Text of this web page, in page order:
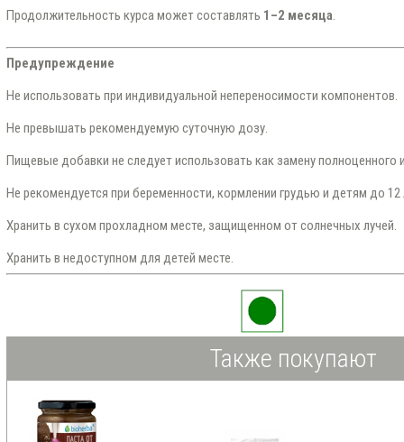
Продолжительность курса может составлять 1–2 месяца.
Предупреждение
Не использовать при индивидуальной непереносимости компонентов.
Не превышать рекомендуемую суточную дозу.
Пищевые добавки не следует использовать как замену полноценного
Не рекомендуется при беременности, кормлении грудью и детям до 12
Хранить в сухом прохладном месте, защищенном от солнечных лучей.
Хранить в недоступном для детей месте.
Также покупают